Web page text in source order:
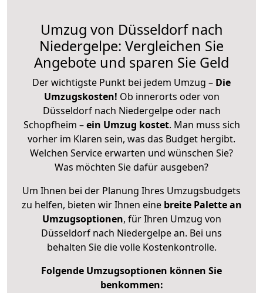
Umzug von Düsseldorf nach
Niedergelpe: Vergleichen Sie
Angebote und sparen Sie Geld
Der wichtigste Punkt bei jedem Umzug – Die
Umzugskosten! Ob innerorts oder von
Düsseldorf nach Niedergelpe oder nach
Schopfheim –ein Umzug kostet. Man muss sich
vorher im Klaren sein, was das Budget hergibt.
Welchen Service erwarten und wünschen Sie?
Was möchten Sie dafür ausgeben?
Um Ihnen bei der Planung Ihres Umzugsbudgets
zu helfen, bieten wir Ihnen eine breite Palette an
Umzugsoptionen, für Ihren Umzug von
Düsseldorf nach Niedergelpe an. Bei uns
behalten Sie die volle Kostenkontrolle.
Folgende Umzugsoptionen können Sie
benkommen: